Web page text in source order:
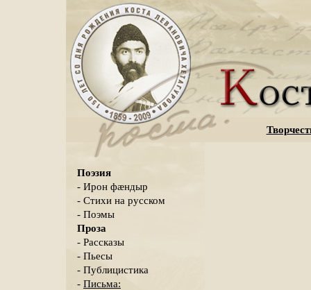
Поэзия
- Ирон фæндыр
- Стихи на русском
- Поэмы
Проза
- Рассказы
- Пьесы
- Публицистика
- Письма: